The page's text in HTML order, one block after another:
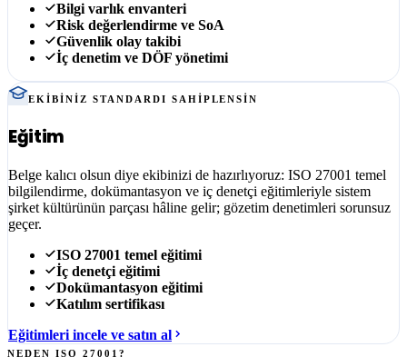
Bilgi varlık envanteri
Risk değerlendirme ve SoA
Güvenlik olay takibi
İç denetim ve DÖF yönetimi
EKIBINIZ STANDARDI SAHIPLENSIN
Eğitim
Belge kalıcı olsun diye ekibinizi de hazırlıyoruz: ISO 27001 temel
bilgilendirme, dokümantasyon ve iç denetçi eğitimleriyle sistem
şirket kültürünün parçası hâline gelir; gözetim denetimleri sorunsuz
geçer.
ISO 27001 temel eğitimi
İç denetçi eğitimi
Dokümantasyon eğitimi
Katılım sertifikası
Eğitimleri incele ve satın al
NEDEN ISO 27001 ?